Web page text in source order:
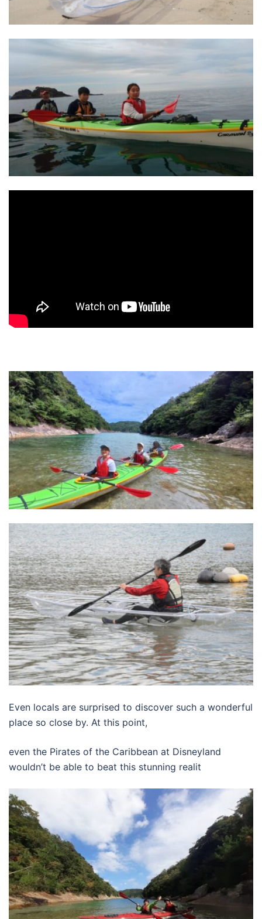
Even locals are surprised to discover such a wonderful
place so close by. At this point,
even the Pirates of the Caribbean at Disneyland
wouldn’t be able to beat this stunning realit